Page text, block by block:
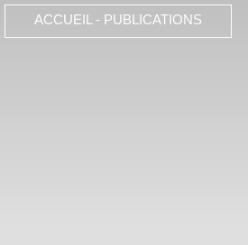
ACCUEIL - PUBLICATIONS